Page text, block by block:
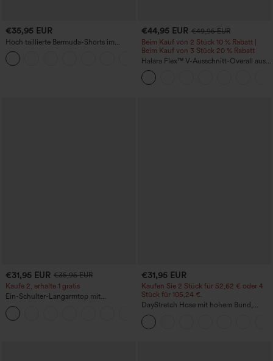
€35,95 EUR
Hoch taillierte Bermuda-Shorts im
Resort-Look, Leinen-Optik, mit
umgeschlagenem Saum, 10'' und
Taschen
+3
€44,95 EUR €49,95 EUR
Beim Kauf von 2 Stück 10 % Rabatt |
Beim Kauf von 3 Stück 20 % Rabatt
Halara Flex™ V-Ausschnitt-Overall aus
gewaschenem Denim mit Taschen –
lässig
€31,95 EUR €35,95 EUR
Kaufe 2, erhalte 1 gratis
Ein-Schulter-Langarmtop mit
Daumenloch, geschwungener Saum
(High-Low), schnell trocknend – Yoga-
Sporttop mit integriertem BH
€31,95 EUR
Kaufen Sie 2 Stück für 52,62 € oder 4
Stück für 105,24 €.
DayStretch Hose mit hohem Bund,
Barrel-Leg und Taschen